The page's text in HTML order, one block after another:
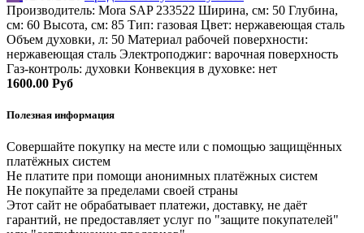
Производитель: Mora SAP 233522 Ширина, см: 50 Глубина,
см: 60 Высота, см: 85 Тип: газовая Цвет: нержавеющая сталь
Объем духовки, л: 50 Материал рабочей поверхности:
нержавеющая сталь Электроподжиг: варочная поверхность
Газ-контроль: духовки Конвекция в духовке: нет
1600.00 Руб
Полезная информация
Совершайте покупку на месте или с помощью защищённых
платёжных систем
Не платите при помощи анонимных платёжных систем
Не покупайте за пределами своей страны
Этот сайт не обрабатывает платежи, доставку, не даёт
гарантий, не предоставляет услуг по "защите покупателей"